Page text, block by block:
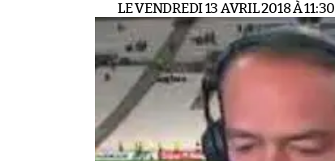
LE VENDREDI 13 AVRIL 2018 À 11:30